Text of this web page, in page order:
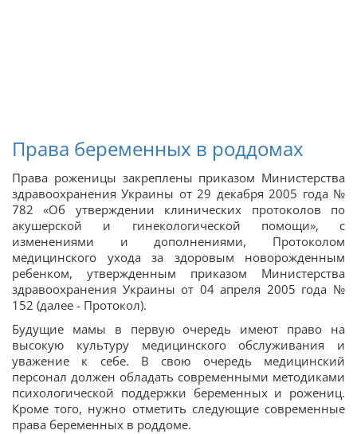
Права беременных в роддомах
Права роженицы закреплены приказом Министерства
здравоохранения Украины от 29 декабря 2005 года №
782 «Об утверждении клинических протоколов по
акушерской и гинекологической помощи», с
изменениями и дополнениями, Протоколом
медицинского ухода за здоровым новорожденным
ребенком, утвержденным приказом Министерства
здравоохранения Украины от 04 апреля 2005 года №
152 (далее - Протокол).
Будущие мамы в первую очередь имеют право на
высокую культуру медицинского обслуживания и
уважение к себе. В свою очередь медицинский
персонал должен обладать современными методиками
психологической поддержки беременных и рожениц.
Кроме того, нужно отметить следующие современные
права беременных в роддоме.